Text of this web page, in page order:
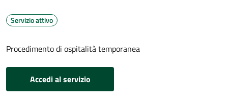
Servizio attivo
Procedimento di ospitalità temporanea
Accedi al servizio